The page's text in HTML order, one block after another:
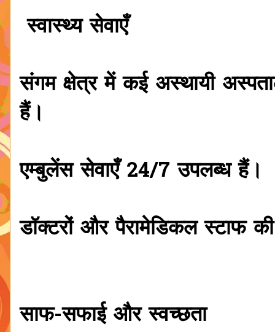
स्वास्थ्य सेवाएँ
संगम क्षेत्र में कई अस्थायी
हैं।
एम्बुलेंस सेवाएँ 24/7 उपलब्ध हैं।
डॉक्टरों और पैरामेडिकल स्टाफ
साफ-सफाई और स्वच्छता